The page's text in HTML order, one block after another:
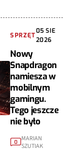
SPRZĘT
05 SIE
2026
Nowy
Snapdragon
namiesza w
mobilnym
gamingu.
Tego jeszcze
nie było
0 MARIAN
SZUTIAK